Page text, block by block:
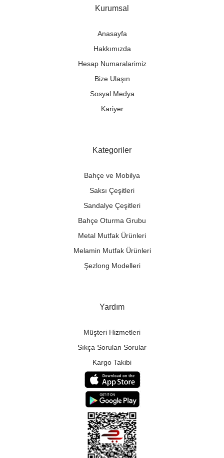
Kurumsal
Anasayfa
Hakkımızda
Hesap Numaralarimiz
Bize Ulaşın
Sosyal Medya
Kariyer
Kategoriler
Bahçe ve Mobilya
Saksı Çeşitleri
Sandalye Çeşitleri
Bahçe Oturma Grubu
Metal Mutfak Ürünleri
Melamin Mutfak Ürünleri
Şezlong Modelleri
Yardım
Müşteri Hizmetleri
Sıkça Sorulan Sorular
Kargo Takibi